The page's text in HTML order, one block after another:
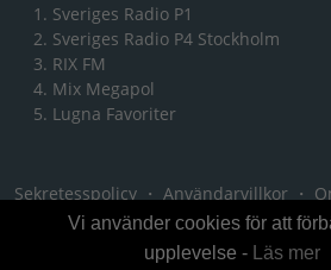
Sveriges Radio P1
Sveriges Radio P4 Stockholm
RIX FM
Mix Megapol
Lugna Favoriter
Sekretesspolicy ・ Användarvillkor ・
Vi använder cookies för att
upplevelse -
Läs mer